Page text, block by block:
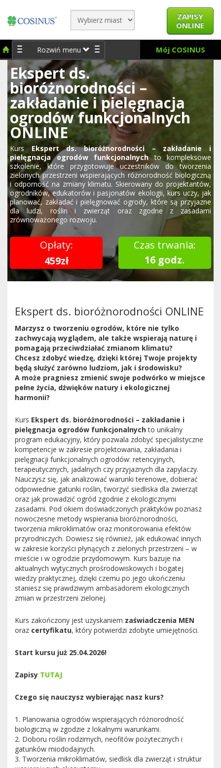
ZAPISY
ONLINE
Rozwiń menu Mój COSINUS
Ekspert ds.
bioróżnorodności –
zakładanie i pielęgnacja
ogrodów funkcjonalnych
ONLINE
Kurs Ekspert ds. bioróżnorodności – zakładanie i
pielęgnacja ogrodów funkcjonalnychto kompleksowe
szkolenie, które przygotowuje uczestników do tworzenia
zielonych przestrzeni wspierających różnorodność biologiczną
i odporność na zmiany klimatu. Skierowany do projektantów,
ogrodników, edukatorów i pasjonatów ekologii, kurs uczy, jak
planować, zakładać i pielęgnować ogrody, które są przyjazne
dla ludzi, roślin i zwierząt oraz zgodne z zasadami
zrównoważonego rozwoju.
Opłaty:
459zł
Czas trwania:
16 godz.
Ekspert ds. bioróżnorodności ONLINE
Marzysz o tworzeniu ogrodów, które nie tylko
zachwycają wyglądem, ale także wspierają naturę i
pomagają przeciwdziałać zmianom klimatu?
Chcesz zdobyć wiedzę, dzięki której Twoje projekty
będą służyć zarówno ludziom, jak i środowisku?
A może pragniesz zmienić swoje podwórko w miejsce
pełne życia, dźwięków natury i ekologicznej
harmonii?
Kurs Ekspert ds. bioróżnorodności – zakładanie i
pielęgnacja ogrodów funkcjonalnychto unikalny
program edukacyjny, który pozwala zdobyć specjalistyczne
kompetencje w zakresie projektowania, zakładania i
pielęgnacji funkcjonalnych ogrodów: retencyjnych,
terapeutycznych, jadalnych czy przyjaznych dla zapylaczy.
Nauczysz się, jak analizować warunki terenowe, dobierać
odpowiednie gatunki roślin, tworzyć siedliska dla zwierząt
oraz jak prowadzić ogród zgodnie z ekologicznymi
zasadami. Pod okiem doświadczonych praktyków poznasz
nowoczesne metody wspierania bioróżnorodności,
tworzenia mikroklimatów oraz monitorowania efektów
przyrodniczych. Dowiesz się również, jak edukować innych
w zakresie korzyści płynących z zielonych przestrzeni – w
mieście i w ogrodzie przydomowym. Kurs bazuje na
aktualnych wytycznych prośrodowiskowych i bogatej
wiedzy praktycznej, dzięki czemu po jego ukończeniu
staniesz się prawdziwym ambasadorem ekologicznych
zmian w przestrzeni zielonej.
Kurs zakończony jest uzyskaniem zaświadczenia MEN
oraz certyfikatu, który potwierdzi zdobyte umiejętności.
Start kursu już 25.04.2026!
Zapisy TUTAJ
Czego się nauczysz wybierając nasz kurs?
1. Planowania ogrodów wspierających różnorodność
biologiczną w zgodzie z lokalnymi warunkami.
2. Doboru roślin rodzimych, neofitów pożytecznych i
gatunków miododajnych.
3. Tworzenia mikroklimatów, siedlisk dla zwierząt i struktur